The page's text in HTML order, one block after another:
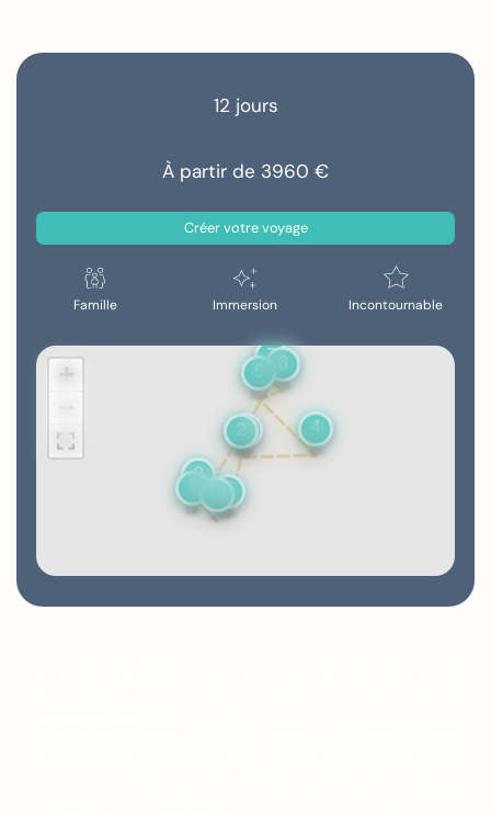
12 jours
À partir de 3960 €
Créer votre voyage
Famille Immersion Incontournable
1
23 4
5 6
7
9
10
+
−